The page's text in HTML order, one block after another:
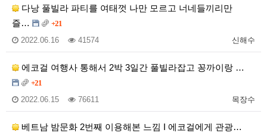
다낭 풀빌라 파티를 여태껏 나만 모르고 너네들끼리만
즐…
+21
신해수
2022.06.16 41574
에코걸 여행사 통해서 2박 3일간 풀빌라잡고 꽁까이랑 …
+21
목장수
2022.06.15 76611
베트남 밤문화 2번째 이용해본 느낌 I 에코걸에게 관광…